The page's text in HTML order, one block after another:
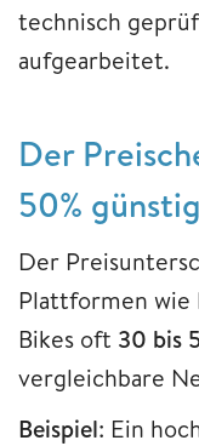
technisch
aufgearbeitet.
Der
50%
Der
Plattformen wie
Bikes oft 30 bis
vergleichbare
Beispiel: Ein